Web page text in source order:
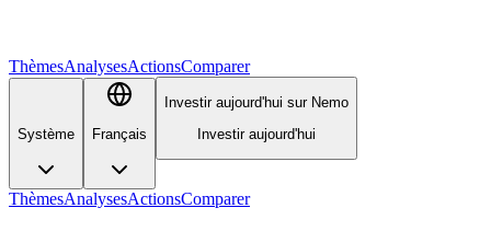
ThèmesAnalysesActionsComparer
Système Français
Investir aujourd'hui sur Nemo
Investir aujourd'hui
ThèmesAnalysesActionsComparer